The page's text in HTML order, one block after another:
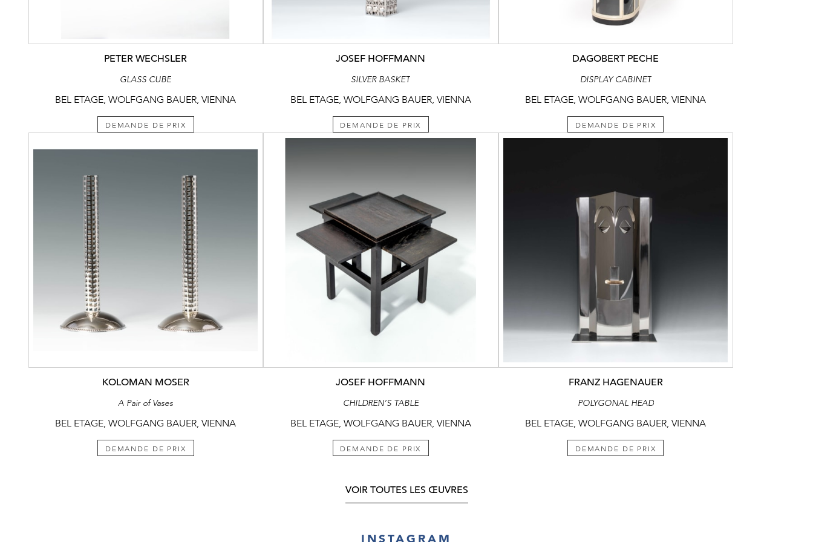
PETER WECHSLER
GLASS CUBE
BEL ETAGE, WOLFGANG BAUER, VIENNA
DEMANDE DE PRIX
JOSEF HOFFMANN
SILVER BASKET
BEL ETAGE, WOLFGANG BAUER, VIENNA
DEMANDE DE PRIX
DAGOBERT PECHE
DISPLAY CABINET
BEL ETAGE, WOLFGANG BAUER, VIENNA
DEMANDE DE PRIX
KOLOMAN MOSER
A Pair of Vases
BEL ETAGE, WOLFGANG BAUER, VIENNA
DEMANDE DE PRIX
JOSEF HOFFMANN
CHILDREN’S TABLE
BEL ETAGE, WOLFGANG BAUER, VIENNA
DEMANDE DE PRIX
FRANZ HAGENAUER
POLYGONAL HEAD
BEL ETAGE, WOLFGANG BAUER, VIENNA
DEMANDE DE PRIX
VOIR TOUTES LES ŒUVRES
INSTAGRAM